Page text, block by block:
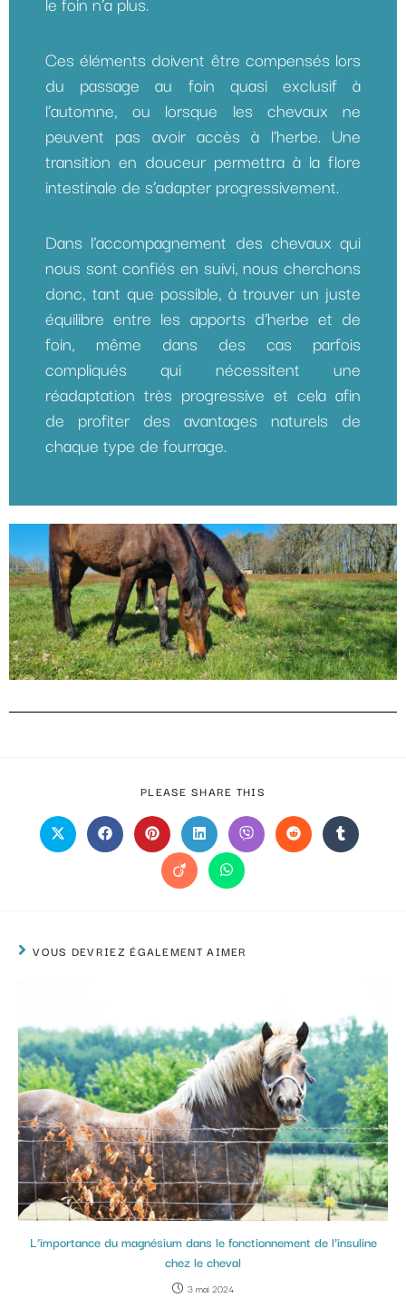
Ces éléments doivent être compensés lors
du passage au foin quasi exclusif à
l’automne, ou lorsque les chevaux ne
peuvent pas avoir accès à l’herbe. Une
transition en douceur permettra à la flore
intestinale de s’adapter progressivement.
Dans l’accompagnement des chevaux qui
nous sont confiés en suivi, nous cherchons
donc, tant que possible, à trouver un juste
équilibre entre les apports d’herbe et de
foin, même dans des cas parfois
compliqués qui nécessitent une
réadaptation très progressive et cela afin
de profiter des avantages naturels de
chaque type de fourrage.
PLEASE SHARE THIS
VOUS DEVRIEZ ÉGALEMENT AIMER
L’importance du magnésium dans le fonctionnement de l’insuline
chez le cheval
3 mai 2024